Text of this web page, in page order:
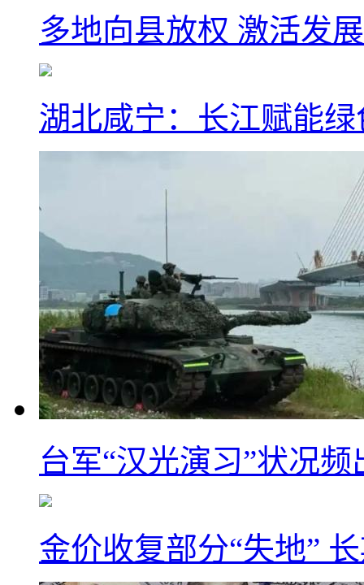
多地向县放权 激活发
湖北咸宁：长江赋能
台军“汉光演习”状况
金价收复部分“失地”